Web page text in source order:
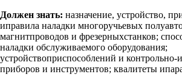
Должен знать: назначение, устройство,
иправила наладки многоручьевых
магнитпроводов и фрезерныхстанков;
наладки обслуживаемого оборудования;
устройствоприспособлений и контрольно-
приборов и инструментов; квалитеты